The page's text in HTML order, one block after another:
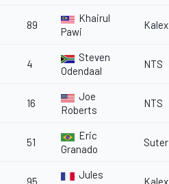
89
Khairul
Pawi
Kalex
4
Steven
Odendaal
NTS
16
Joe
Roberts
NTS
51
Eric
Granado
Suter
95
Jules
Kalex